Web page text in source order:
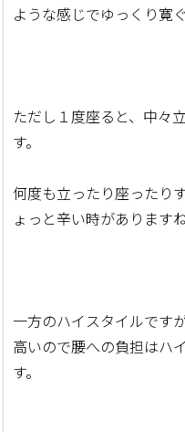
ような感じでゆっくり寛
ただし１度座ると、中々
す。
何度も立ったり座ったり
ょっと辛い時がありますね
一方のハイスタイルです
高いので腰への負担はハ
す。